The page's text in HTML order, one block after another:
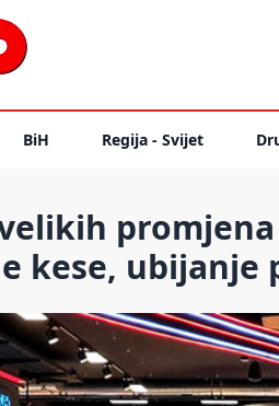
BiH Regija - Svijet
kese, ubijanje